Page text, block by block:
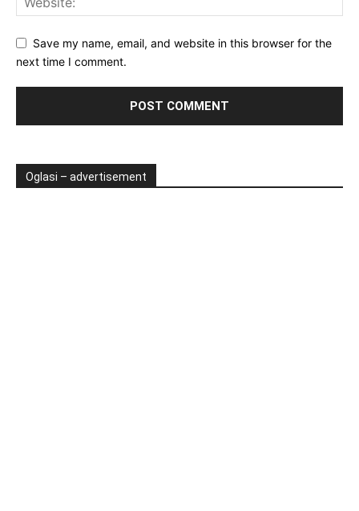
Save my name, email, and website in this browser for the
next time I comment.
Oglasi – advertisement